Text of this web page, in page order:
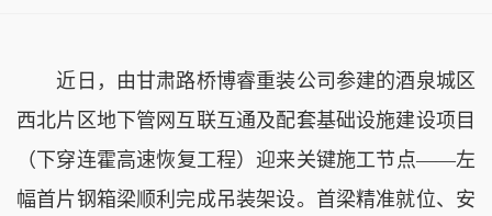
近日，由甘肃路桥博睿重装公司参建的酒泉城区
西北片区地下管网互联互通及配套基础设施建设项目
（下穿连霍高速恢复工程）迎来关键施工节点——左
幅首片钢箱梁顺利完成吊装架设。首梁精准就位、安